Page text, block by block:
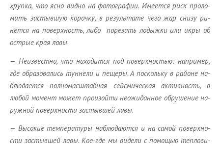
хруп­ка, что ясно видно на фо­то­гра­фии. Име­ет­ся риск про­ло­
мить за­стыв­шую ко­роч­ку, в ре­зуль­та­те чего жар снизу ри­
нет­ся на по­верх­ность, либо по­ре­зать ло­дыж­ки или икры об
ост­рые края лавы.
— Неиз­вест­но, что на­хо­дит­ся под по­верх­но­стью: на­при­мер,
где об­ра­зо­ва­лись тун­не­ли и пе­ще­ры. А по­сколь­ку в рай­оне на­
блю­да­ет­ся пол­но­мас­штаб­ная сей­сми­че­ская ак­тив­ность, в
любой мо­мент может про­изой­ти неожи­дан­ное об­ру­ше­ние на­
руж­ной по­верх­но­сти за­стыв­шей лавы.
— Вы­со­кие тем­пе­ра­ту­ры на­блю­да­ют­ся и на самой по­верх­но­
сти за­стыв­шей лавы. Кое-где мы ви­де­ли с по­мо­щью теп­ло­ви­